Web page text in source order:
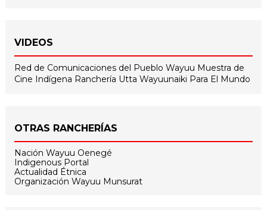
VIDEOS
Red de Comunicaciones del Pueblo Wayuu Muestra de
Cine Indígena Ranchería Utta Wayuunaiki Para El Mundo
OTRAS RANCHERÍAS
Nación Wayuu Oenegé
Indigenous Portal
Actualidad Étnica
Organización Wayuu Munsurat